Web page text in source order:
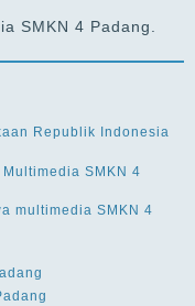
SMKN 4 Padang.
Republik Indonesia
SMKN 4
multimedia SMKN 4